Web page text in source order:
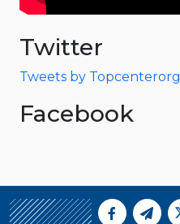
Twitter
Tweets by Topcenterorg
Facebook